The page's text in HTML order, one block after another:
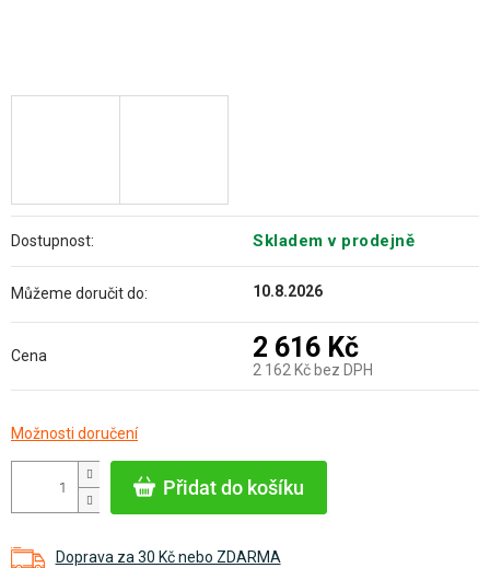
Přidat do košíku
Doprava za 30 Kč nebo ZDARMA
Dostupnost: Skladem v prodejně
Můžeme doručit do: 10.8.2026
Cena 2 616 Kč
2 162 Kč bez DPH
cena:
Možnosti doručení